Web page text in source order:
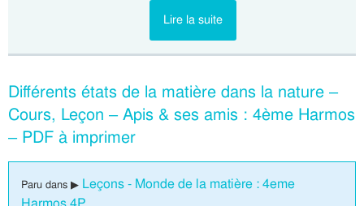
Lire la suite
Différents états de la matière dans la nature –
Cours, Leçon – Apis & ses amis : 4ème Harmos
– PDF à imprimer
Paru dans ▶ Leçons - Monde de la matière : 4eme